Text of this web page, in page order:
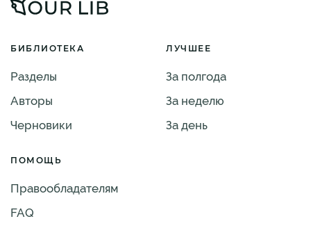
БИБЛИОТЕКА
Разделы
Авторы
Черновики
ЛУЧШЕЕ
За полгода
За неделю
За день
ПОМОЩЬ
Правообладателям
FAQ